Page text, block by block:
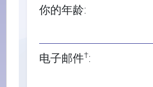
你的年龄:
电子邮件†: